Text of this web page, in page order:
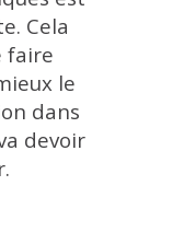
Cela
faire
le
dans
devoir